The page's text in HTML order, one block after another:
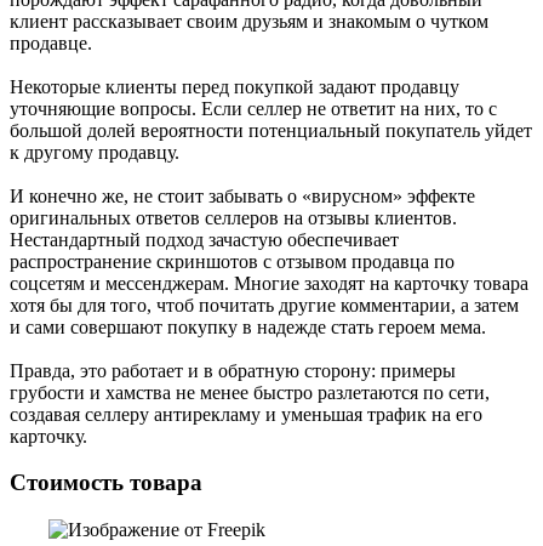
клиент рассказывает своим друзьям и знакомым о чутком
продавце.
Некоторые клиенты перед покупкой задают продавцу
уточняющие вопросы. Если селлер не ответит на них, то с
большой долей вероятности потенциальный покупатель уйдет
к другому продавцу.
И конечно же, не стоит забывать о «вирусном» эффекте
оригинальных ответов селлеров на отзывы клиентов.
Нестандартный подход зачастую обеспечивает
распространение скриншотов с отзывом продавца по
соцсетям и мессенджерам. Многие заходят на карточку товара
хотя бы для того, чтоб почитать другие комментарии, а затем
и сами совершают покупку в надежде стать героем мема.
Правда, это работает и в обратную сторону: примеры
грубости и хамства не менее быстро разлетаются по сети,
создавая селлеру антирекламу и уменьшая трафик на его
карточку.
Стоимость товара